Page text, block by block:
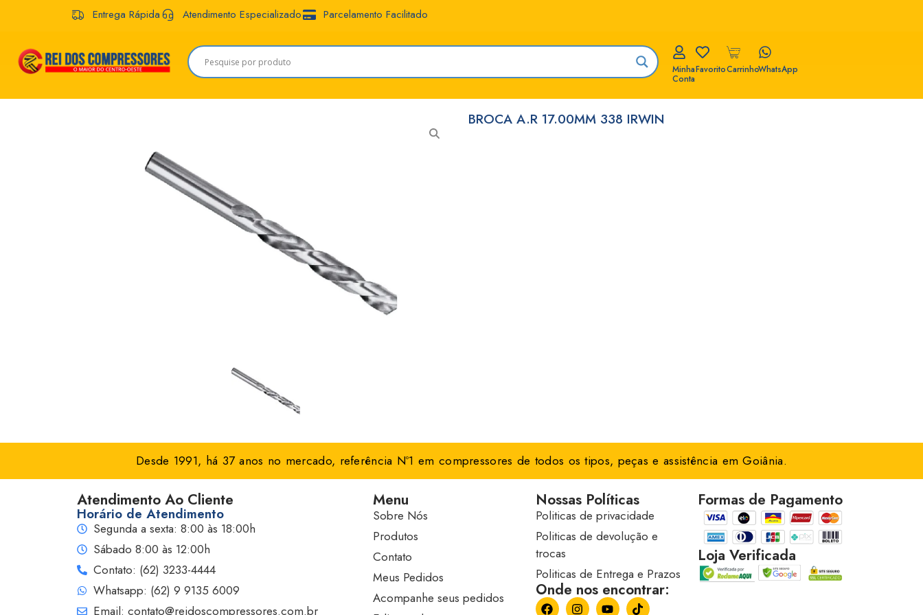
Entrega Rápida Atendimento Especializado Parcelamento Facilitado
Minha
Conta
FavoritoCarrinhoWhatsApp
BROCA A.R 17.00MM 338 IRWIN
Desde 1991, há 37 anos no mercado, referência Nº1 em compressores de todos os tipos, peças e assistência em Goiânia.
Atendimento Ao Cliente
Horário de Atendimento
Segunda a sexta: 8:00 às 18:00h
Sábado 8:00 às 12:00h
Contato: (62) 3233-4444
Whatsapp: (62) 9 9135 6009
Email: contato@reidoscompressores.com.br
Menu
Sobre Nós
Produtos
Contato
Meus Pedidos
Acompanhe seus pedidos
Nossas Políticas
Politicas de privacidade
Politicas de devolução e
trocas
Politicas de Entrega e Prazos
Onde nos encontrar:
Formas de Pagamento
Loja Verificada